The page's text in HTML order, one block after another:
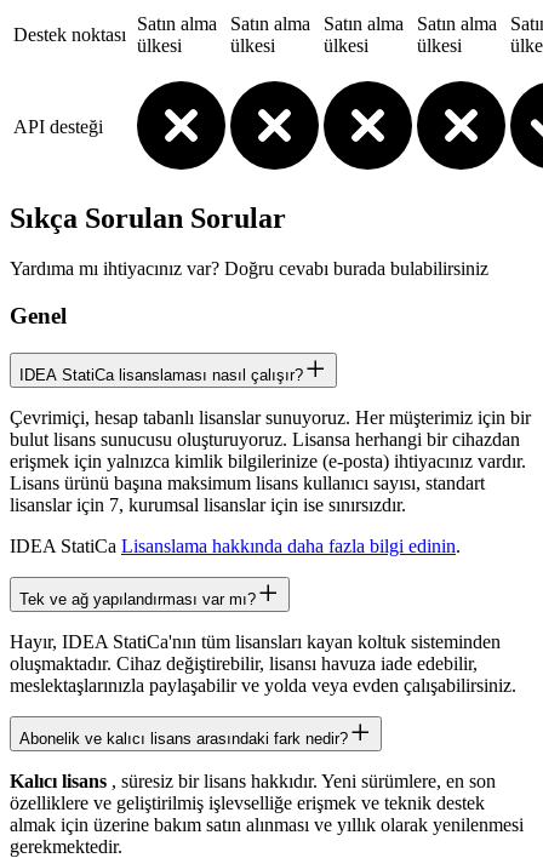
Destek noktası
Satın alma
ülkesi
Satın alma
ülkesi
Satın alma
ülkesi
Satın alma
ülkesi
API desteği
Sıkça Sorulan Sorular
Yardıma mı ihtiyacınız var? Doğru cevabı burada bulabilirsiniz
Genel
IDEA StatiCa lisanslaması nasıl çalışır?
Çevrimiçi, hesap tabanlı lisanslar sunuyoruz. Her müşterimiz için bir
bulut lisans sunucusu oluşturuyoruz. Lisansa herhangi bir cihazdan
erişmek için yalnızca kimlik bilgilerinize (e-posta) ihtiyacınız vardır.
Lisans ürünü başına maksimum lisans kullanıcı sayısı, standart
lisanslar için 7, kurumsal lisanslar için ise sınırsızdır.
IDEA StatiCa Lisanslama hakkında daha fazla bilgi edinin.
Tek ve ağ yapılandırması var mı?
Hayır, IDEA StatiCa'nın tüm lisansları kayan koltuk sisteminden
oluşmaktadır. Cihaz değiştirebilir, lisansı havuza iade edebilir,
meslektaşlarınızla paylaşabilir ve yolda veya evden çalışabilirsiniz.
Abonelik ve kalıcı lisans arasındaki fark nedir?
Kalıcı lisans , süresiz bir lisans hakkıdır. Yeni sürümlere, en son
özelliklere ve geliştirilmiş işlevselliğe erişmek ve teknik destek
almak için üzerine bakım satın alınması ve yıllık olarak yenilenmesi
gerekmektedir.